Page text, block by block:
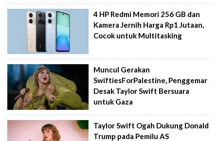
4 HP Redmi Memori 256 GB dan
Kamera Jernih Harga Rp1 Jutaan,
Cocok untuk Multitasking
Muncul Gerakan
SwiftiesForPalestine, Penggemar
Desak Taylor Swift Bersuara
untuk Gaza
Taylor Swift Ogah Dukung Donald
Trump pada Pemilu AS